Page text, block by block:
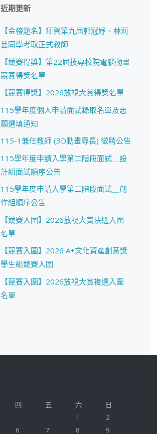
近期更新
【金榜題名】狂賀第九屆郭冠妤、林莉
芸同學考取正式教師
【競賽得獎】第22屆技專校院電腦動畫
競賽得獎名單
【競賽得獎】2026放視大賞得獎名單
115學年度個人申請面試錄取名單及志
願選填通知
115-1兼任教師 (3D動畫專長) 徵聘公告
115學年度申請入學第二階段面試＿設
計組面試順序公告
115學年度申請入學第二階段面試＿創
作組順序公告
【競賽入圍】2026放視大賞決選入圍
名單
【競賽入圍】2026 A+文化資產創意獎
學生組競賽入圍
【競賽入圍】2026放視大賞複選入圍
名單
四 五 六
日
1
2
6 7 8 9